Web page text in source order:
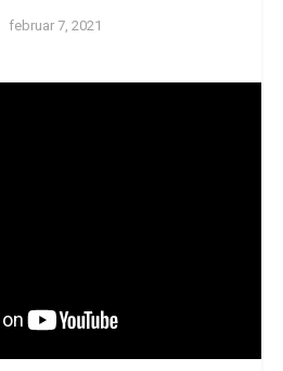
februar 7, 2021